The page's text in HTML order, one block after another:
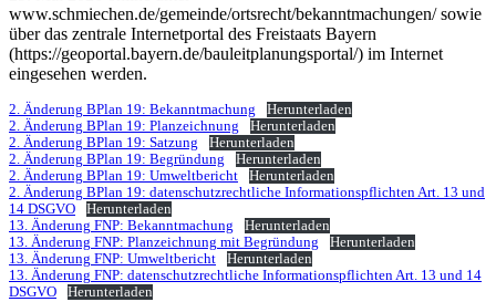
www.schmiechen.de/gemeinde/ortsrecht/bekanntmachungen/ sowie
über das zentrale Internetportal des Freistaats Bayern
(https://geoportal.bayern.de/bauleitplanungsportal/) im Internet
eingesehen werden.
2. Änderung BPlan 19: Bekanntmachung
Herunterladen
2. Änderung BPlan 19: Planzeichnung
Herunterladen
2. Änderung BPlan 19: Satzung
Herunterladen
2. Änderung BPlan 19: Begründung
Herunterladen
2. Änderung BPlan 19: Umweltbericht
Herunterladen
2. Änderung BPlan 19: datenschutzrechtliche Informationspflichten Art. 13 und
14 DSGVO
Herunterladen
13. Änderung FNP: Bekanntmachung
Herunterladen
13. Änderung FNP: Planzeichnung mit Begründung
Herunterladen
13. Änderung FNP: Umweltbericht
Herunterladen
13. Änderung FNP: datenschutzrechtliche Informationspflichten Art. 13 und 14
DSGVO
Herunterladen